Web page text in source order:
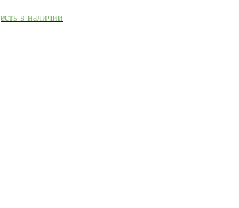
есть в наличии